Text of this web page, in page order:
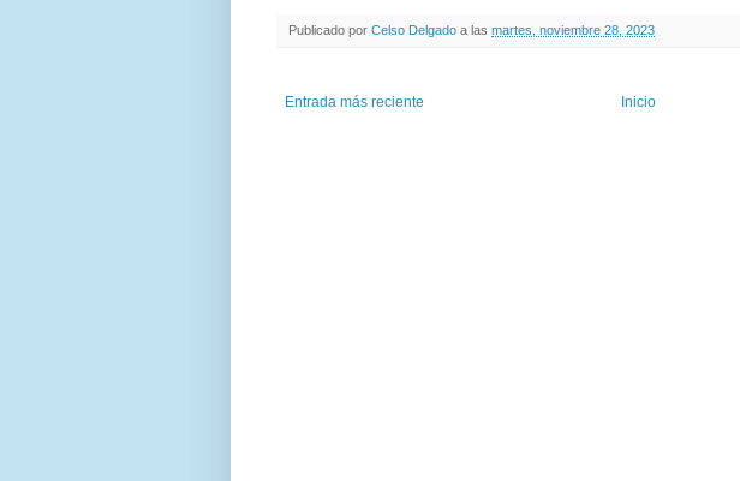
Publicado por Celso Delgado a las martes, noviembre 28, 2023
Entrada más reciente Inicio